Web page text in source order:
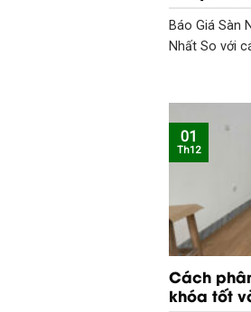
Báo Giá Sàn
Nhất So với
Cách
khóa tốt
01
Th12